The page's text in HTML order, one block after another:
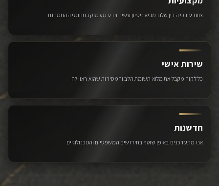
צוות עורכי הדין שלנו מביא ניסיון עשיר וידע מעמיק בתחומי ההתמחות
שירות אישי
כל לקוח מקבל את מלוא תשומת הלב והמסירות שהוא ראוי לה
חדשנות
אנו מתעדכנים באופן שוטף בחידושים המשפטיים והטכנולוגיים